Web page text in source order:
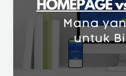
Mana
untuk